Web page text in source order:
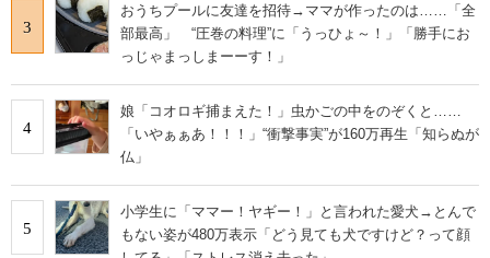
3
おうちプールに友達を招待→ママが作ったのは……「全
部最高」 “圧巻の料理”に「うっひょ～！」「勝手にお
っじゃまっしまーーす！」
4
娘「コオロギ捕まえた！」虫かごの中をのぞくと……
「いやぁぁあ！！！」“衝撃事実”が160万再生「知らぬが
仏」
5
小学生に「ママー！ヤギー！」と言われた愛犬→とんで
もない姿が480万表示「どう見ても犬ですけど？って顔